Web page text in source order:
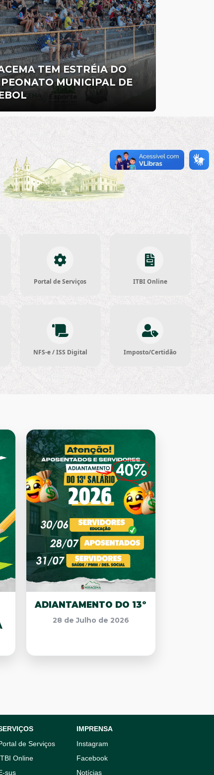
TEM ESTRÉIA DO
MUNICIPAL DE
Portal de Serviços ITBI Online
NFS-e / ISS Digital Imposto/Certidão
ADIANTAMENTO DO 13º
28 de Julho de 2026
de Serviços
Online
sus
IMPRENSA
Instagram
Facebook
Notícias